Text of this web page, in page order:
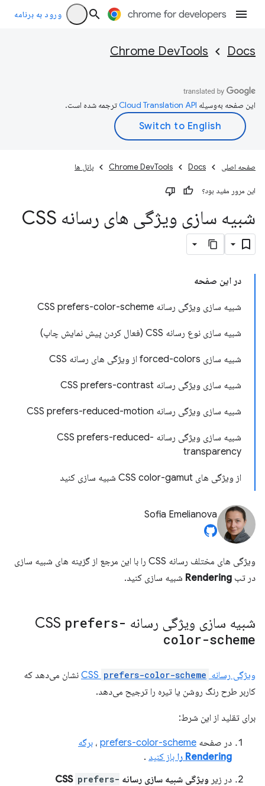
ورود به برنامه
Docs
Chrome DevTools
این صفحه به‌وسیله ترجمه شده است.
صفحه اصلی Docs
Chrome DevTools پانل ها
این مرور مفید بود؟
شبیه سازی ویژگی های رسانه CSS
در این صفحه
شبیه سازی ویژگی رسانه CSS prefers-color-scheme
شبیه سازی نوع رسانه CSS (فعال کردن پیش نمایش چاپ)
شبیه سازی forced-colors از ویژگی های رسانه CSS
شبیه سازی ویژگی رسانه CSS prefers-contrast
شبیه سازی ویژگی رسانه CSS prefers-reduced-motion
شبیه سازی ویژگی رسانه CSS prefers-reduced-
transparency
از ویژگی های CSS color-gamut شبیه سازی کنید
Sofia Emelianova
ویژگی های مختلف رسانه CSS را با این مرجع از گزینه های شبیه سازی
در تب Rendering شبیه سازی کنید.
شبیه سازی ویژگی رسانه CSS prefers-
color-scheme
ویژگی رسانه CSS prefers-color-scheme
نشان می‌دهد که
کاربر طرح رنگ روشن یا تیره را ترجیح می‌دهد.
برای تقلید از این شرط:
در صفحه prefers-color-scheme ، برگه
Rendering را
باز کنید .
در زیر ویژگی شبیه سازی رسانه CSS prefers-